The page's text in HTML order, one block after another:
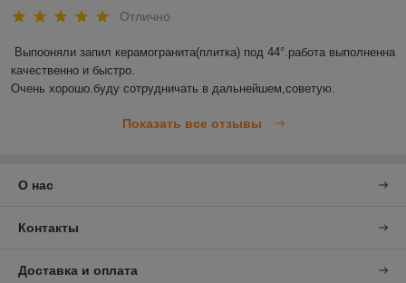
Отлично
Выпооняли запил керамогранита(плитка) под 44°.работа выполненна
качественно и быстро.
Очень хорошо.буду сотрудничать в дальнейшем,советую.
Показать все отзывы
О нас
Контакты
Доставка и оплата